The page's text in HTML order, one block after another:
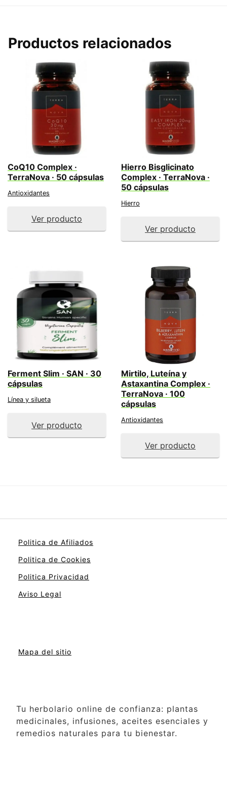
Productos relacionados
CoQ10 Complex ·
TerraNova · 50 cápsulas
Antioxidantes
Ver producto
Hierro Bisglicinato
Complex · TerraNova ·
50 cápsulas
Hierro
Ver producto
Ferment Slim · SAN · 30
cápsulas
Línea y silueta
Ver producto
Mirtilo, Luteína y
Astaxantina Complex ·
TerraNova · 100
cápsulas
Antioxidantes
Ver producto
Politica de Afiliados
Politica de Cookies
Politica Privacidad
Aviso Legal
Mapa del sitio
Tu herbolario online de confianza: plantas
medicinales, infusiones, aceites esenciales y
remedios naturales para tu bienestar.